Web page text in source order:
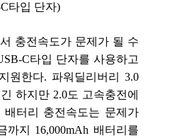
타입 단자)
충전속도가 문제가 될 수
C타입 단자를 사용하고
원한다. 파워딜리버리 3.0
하지만 2.0도 고속충전에
터리 충전속도는 문제가
지 16,000mAh 배터리를